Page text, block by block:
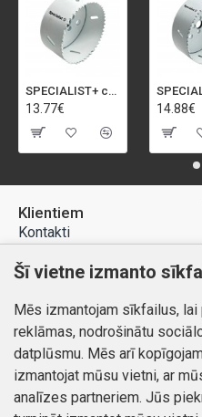
SPECIALIST+ caurumu zāģis BI-METAL, 92 mm
13.77€ 14.88€
Klientiem
Kontakti
Preču atgriešana
Mans profils
Pasūtījumi
Šī vietne izmanto
Mēs izmantojam sīkfailus,
reklāmas, nodrošinātu
datplūsmu. Mēs arī
izmantojat mūsu vietni, ar
analīzes partneriem. Jūs